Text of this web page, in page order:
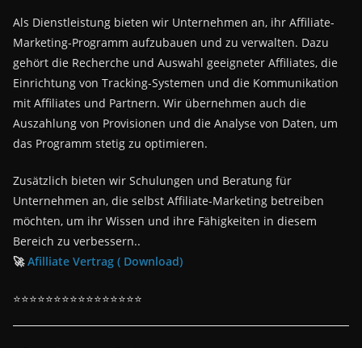
Als Dienstleistung bieten wir Unternehmen an, ihr Affiliate-
Marketing-Programm aufzubauen und zu verwalten. Dazu
gehört die Recherche und Auswahl geeigneter Affiliates, die
Einrichtung von Tracking-Systemen und die Kommunikation
mit Affiliates und Partnern. Wir übernehmen auch die
Auszahlung von Provisionen und die Analyse von Daten, um
das Programm stetig zu optimieren.
Zusätzlich bieten wir Schulungen und Beratung für
Unternehmen an, die selbst Affiliate-Marketing betreiben
möchten, um ihr Wissen und ihre Fähigkeiten in diesem
Bereich zu verbessern..
🚀Afilliate Vertrag ( Download)
⭐⭐⭐⭐⭐⭐⭐⭐⭐⭐⭐⭐⭐⭐⭐⭐